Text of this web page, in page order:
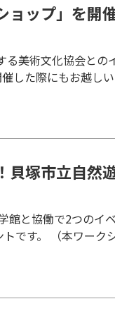
ョップ」を開
る美術文化協会と
した際にもお越し
塚市立自然
館と協働で2つのイ
です。 （本ワー